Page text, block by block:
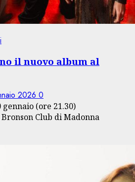
il nuovo album al
2026 0
gennaio (ore 21.30)
Club di Madonna